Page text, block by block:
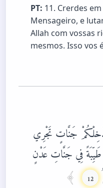
PT: 11. Crerdes
Mensageiro, e
Allah com vossas
mesmos. Isso vos
جَنَّاتٍ تَجْرِي
طَيِّبَةً فِي جَنَّاتِ عَدْنٍ
12